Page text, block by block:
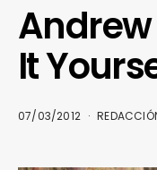
It
07/03/2012